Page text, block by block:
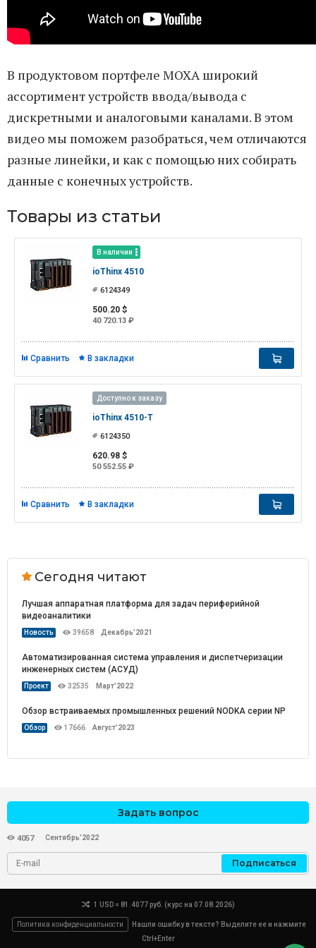
В продуктовом портфеле MOXA широкий
ассортимент устройств ввода/вывода с
дискретными и аналоговыми каналами. В этом
видео мы поможем разобраться, чем отличаются
разные линейки, и как с помощью них собирать
данные с конечных устройств.
Товары из статьи
В наличии
ioThinx 4510
6124349
500.20 $
40 720.13 ₽
Сравнить В закладки
Доступно к заказу
ioThinx 4510-T
6124350
620.98 $
50 552.55 ₽
Сравнить В закладки
Сегодня читают
Лучшая аппаратная платформа для задач периферийной
видеоаналитики
Новость 39658 Декабрь’2021
Автоматизированная система управления и диспетчеризации
инженерных систем (АСУД)
Проект 32535 Март’2022
Обзор встраиваемых промышленных решений NODKA серии NP
Обзор 17666 Август’2023
Задать вопрос
4057 Сентябрь’2022
Подписаться
1 USD = 81.4077 руб. (курс на 07.08.2026)
Политика конфиденциальности
Нашли ошибку в тексте? Выделите ее и нажмите
Ctrl+Enter